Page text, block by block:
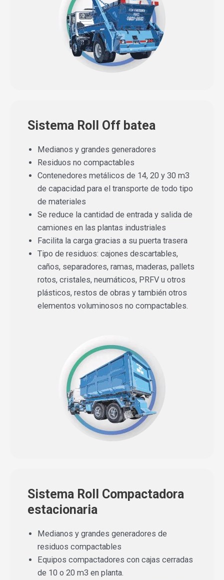
Sistema Roll Off batea
Medianos y grandes generadores
Residuos no compactables
Contenedores metálicos de 14, 20 y 30 m3
de capacidad para el transporte de todo tipo
de materiales
Se reduce la cantidad de entrada y salida de
camiones en las plantas industriales
Facilita la carga gracias a su puerta trasera
Tipo de residuos: cajones descartables,
caños, separadores, ramas, maderas, pallets
rotos, cristales, neumáticos, PRFV u otros
plásticos, restos de obras y también otros
elementos voluminosos no compactables.
Sistema Roll Compactadora
estacionaria
Medianos y grandes generadores de
residuos compactables
Equipos compactadores con cajas cerradas
de 10 o 20 m3 en planta.